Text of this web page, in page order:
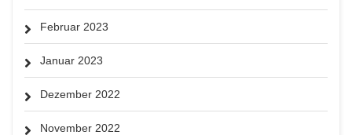
Februar 2023
Januar 2023
Dezember 2022
November 2022